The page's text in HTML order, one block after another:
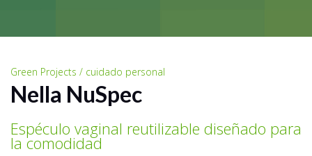
Green Projects / cuidado personal
Nella NuSpec
Espéculo vaginal reutilizable diseñado para
la comodidad